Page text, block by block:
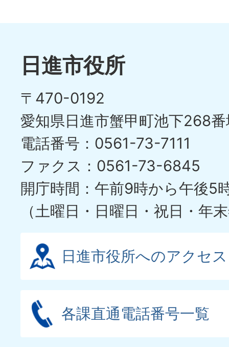
日進市役所
〒470-0192
愛知県日進市蟹甲町池下268
電話番号：0561-73-7111
ファクス：0561-73-6845
開庁時間：午前9時から午後5
（土曜日・日曜日・祝日・年
日進市役所へのアクセス
各課直通電話番号一覧